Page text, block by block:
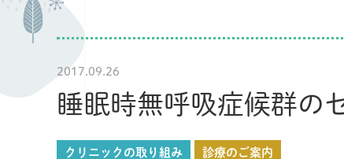
2017.09.26
睡眠時無呼吸症候群の
クリニックの取り組み 診療のご案内